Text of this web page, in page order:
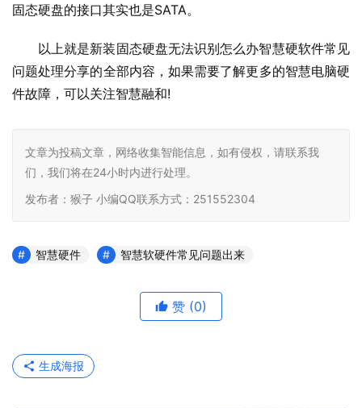
固态硬盘的接口其实也是SATA。
以上就是新装固态硬盘无法识别怎么办智慧硬软件常见
问题处理分享的全部内容，如果需要了解更多的智慧电脑硬
件故障，可以关注智慧融和
文章为投稿文章，网络收集智能信息，如有侵权，请联系我
们，我们将在24小时内进行处理。
发布者：猴子 小编QQ联系方式：251552304
智慧硬件 智慧软硬件常见问题出来
赞 (0)
生成海报